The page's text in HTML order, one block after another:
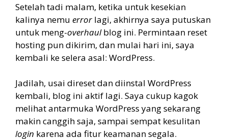
Setelah tadi malam, ketika untuk kesekian
kalinya nemu errorlagi, akhirnya saya putuskan
untuk meng-overhaulblog ini. Permintaan reset
hosting pun dikirim, dan mulai hari ini, saya
kembali ke selera asal: WordPress.
Jadilah, usai direset dan diinstal WordPress
kembali, blog ini aktif lagi. Saya cukup kagok
melihat antarmuka WordPress yang sekarang
makin canggih saja, sampai sempat kesulitan
login karena ada fitur keamanan segala.